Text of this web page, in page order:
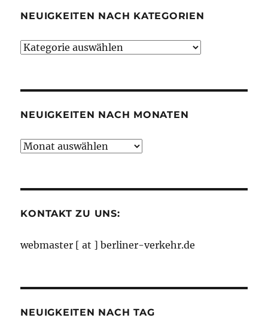
NEUIGKEITEN NACH KATEGORIEN
Neuigkeiten
NEUIGKEITEN NACH MONATEN
Neuigkeiten
KONTAKT ZU UNS:
webmaster [ at ] berliner-verkehr.de
NEUIGKEITEN NACH TAG